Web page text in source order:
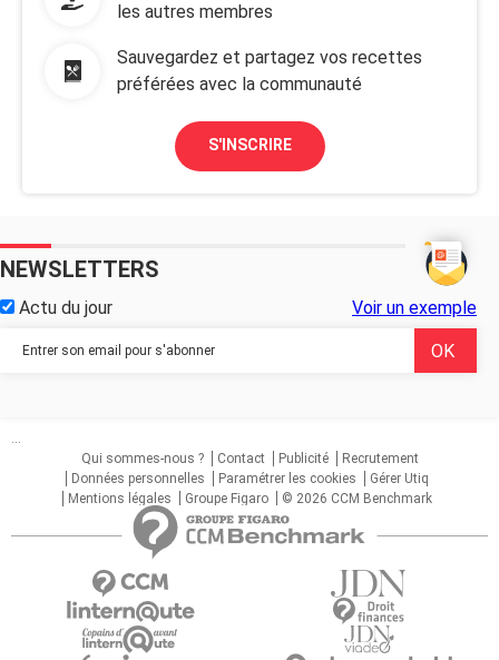
les autres membres
Sauvegardez et partagez vos recettes
préférées avec la communauté
S'INSCRIRE
NEWSLETTERS
Actu du jour Voir un exemple
...
Qui sommes-nous ?
Contact Publicité
Recrutement
Données personnelles
Paramétrer les cookies
Gérer Utiq
Mentions légales
Groupe Figaro © 2026 CCM Benchmark